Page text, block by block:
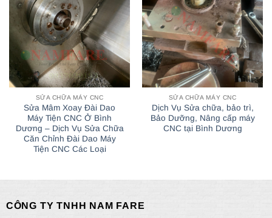
SỬA CHỮA MÁY CNC
Sửa Mâm Xoay Đài Dao
Máy Tiện CNC Ở Bình
Dương – Dịch Vụ Sửa Chữa
Căn Chỉnh Đài Dao Máy
Tiện CNC Các Loại
SỬA CHỮA MÁY CNC
Dịch Vụ Sửa chữa, bảo trì,
Bảo Dưỡng, Nâng cấp máy
CNC tại Bình Dương
CÔNG TY TNHH NAM FARE